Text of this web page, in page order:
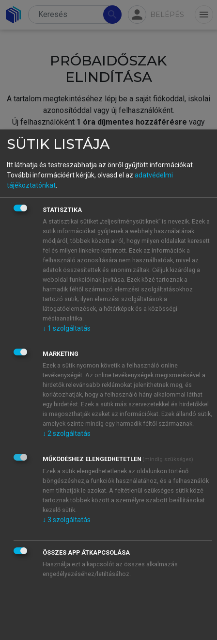
search person BELÉPÉS menu
PRÓBAIDŐSZAK
ELINDÍTÁSA
A tartalom megtekintéséhez lépj be a saját fiókoddal, iskolai
azonosítóddal vagy új felhasználóként.
Új felhasználóként 1 óra díjmentes hozzáférésre vagy
fiókoddal,vagy hozz létre új fiókot.
A regisztráció után apróbaidőszakautomatikusan
BELÉPÉS SAJÁT FIÓKKAL
ÚJ FIÓK LÉTREHOZÁSA
1 óra díjmentes hozzáférés
E-MAIL-CÍM
JELSZÓ
JELSZÓ ÚJRA
Kérek értesítést a MeRSZ újdonságairól, akcióiról.
Kérek értesítést az Akadémiai Kiadó Zrt. újdonságairól,
Adatkezelési tájékoztatóbanfoglaltakat tudomásul
veszem és elfogadom.
Általános vásárlási feltételeket, valamint a szotar.netés a
mersz.huoldalak licencszerződéseiben foglaltakat
tudomásul veszem és elfogadom.
KIPRÓBÁLOM
SÜTIK LISTÁJA
Itt láthatja és testreszabhatja az önről gyűjtött információkat.
További információért kérjük, olvasd el az adatvédelmi
tájékoztatónkat
STATISZTIKA
A statisztikai sütiket „teljesítménysütiknek” is nevezik. Ezek a
sütik információkat gyűjtenek a webhely használatának
módjáról, többek között arról, hogy milyen oldalakat keresett
fel és milyen linkekre kattintott. Ezek az információk a
felhasználó azonosítására nem használhatóak, mivel az
adatok összesítettek és anonimizáltak. Céljuk kizárólag a
weboldal funkcióinak javítása. Ezek közé tartoznak a
harmadik féltől származó elemzési szolgáltatásokhoz
tartozó sütik; ilyen elemzési szolgáltatások a
látogatóelemzések, a hőtérképek és a közösségi
médiaanalitika.
↓ 1 szolgáltatás
MARKETING
Ezek a sütik nyomon követik a felhasználó online
tevékenységét. Az online tevékenységek megismerésével a
hirdetők relevánsabb reklámokat jeleníthetnek meg, és
korlátozhatják, hogy a felhasználó hány alkalommal láthat
egy hirdetést. Ezek a sütik más szervezetekkel és hirdetőkkel
is megoszthatják ezeket az információkat. Ezek állandó sütik,
amelyek szinte mindig egy harmadik féltől származnak.
↓ 2 szolgáltatás
MŰKÖDÉSHEZ ELENGEDHETETLEN (mindig szükséges)
Ezek a sütik elengedhetetlenek az oldalunkon történő
böngészéshez,a funkciók használatához, és a felhasználók
nem tilthatják le azokat. A feltétlenül szükséges sütik közé
tartoznak többek között a személyre szabott beállításokat
kezelő sütik.
↓ 3 szolgáltatás
ÖSSZES APP ÁTKAPCSOLÁSA
Használja ezt a kapcsolót az összes alkalmazás
engedélyezéséhez/letiltásához.